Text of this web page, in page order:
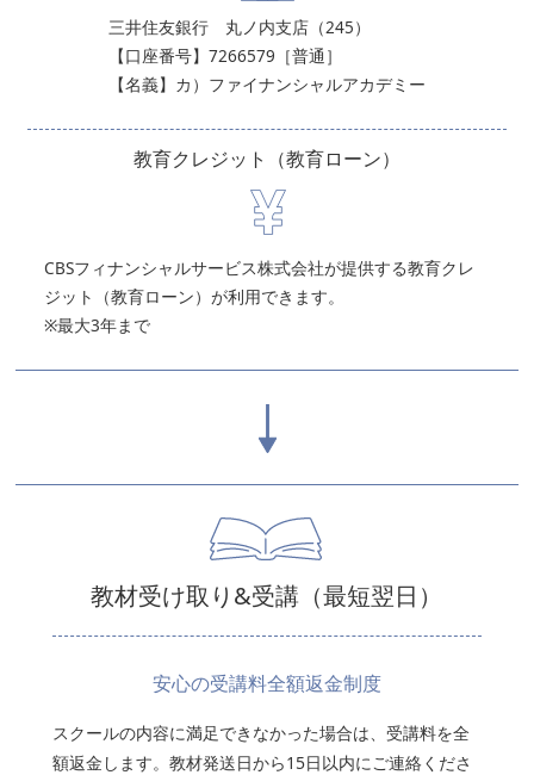
三井住友銀行 丸ノ内支店（245）
【口座番号】7266579［普通］
【名義】カ）ファイナンシャルアカデミー
教育クレジット （教育ローン）
CBSフィナンシャルサービス株式会社が提供する教育クレ
ジット（教育ローン）が利用できます。
※最大3年まで
教材受け取り&受講（最短翌日）
安心の受講料全額返金制度
スクールの内容に満足できなかった場合は、受講料を全
額返金します。教材発送日から15日以内にご連絡くださ